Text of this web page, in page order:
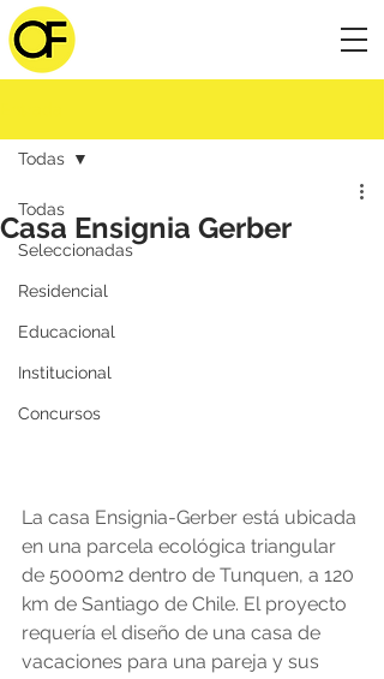
Todas
Seleccionadas
Residencial
Educacional
Institucional
Concursos
Todas
Casa Ensignia Gerber
La casa Ensignia-Gerber está ubicada
en una parcela ecológica triangular
de 5000m2 dentro de Tunquen, a 120
km de Santiago de Chile. El proyecto
requería el diseño de una casa de
vacaciones para una pareja y sus